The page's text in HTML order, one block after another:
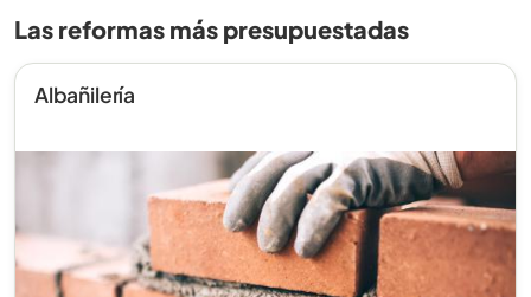
Las reformas más presupuestadas
Albañilería